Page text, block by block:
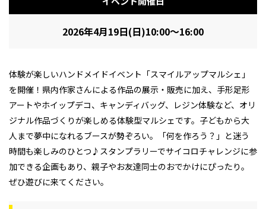
2026年4月19日(日)10:00～16:00
体験が楽しいハンドメイドイベント「スマイルアップマルシェ」
を開催！県内作家さんによる作品の展示・販売に加え、手形足形
アートやホイップデコ、キャンディバッグ、レジン体験など、オリ
ジナル作品づくりが楽しめる体験型マルシェです。子どもから大
人まで夢中になれるブースが勢ぞろい。「何を作ろう？」と迷う
時間も楽しみのひとつ♪スタンプラリーでサイコロチャレンジに参
加できる企画もあり、親子やお友達同士のおでかけにぴったり。
ぜひ遊びに来てください。